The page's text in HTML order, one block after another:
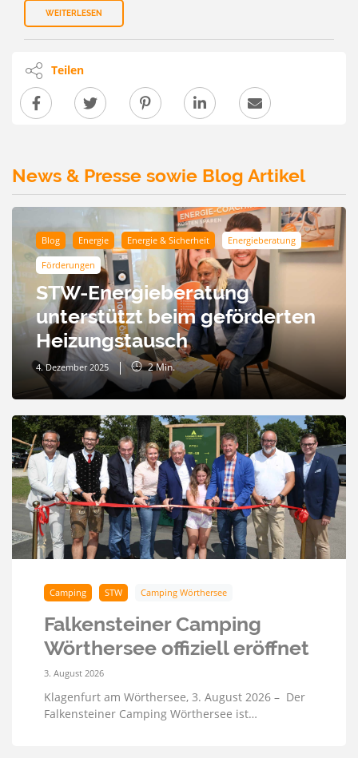
WEITERLESEN
Teilen
News & Presse sowie Blog Artikel
Blog Energie Energie & Sicherheit Energieberatung
Förderungen
STW-Energieberatung
unterstützt beim geförderten
Heizungstausch
4. Dezember 2025 2Min.
Camping STW Camping Wörthersee
Falkensteiner Camping
Wörthersee offiziell eröffnet
3. August 2026
Klagenfurt am Wörthersee, 3. August 2026 – Der
Falkensteiner Camping Wörthersee ist…